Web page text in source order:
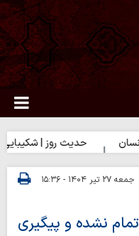
حدیث روز | شکیبایی بر
جمعه ۲۷ تیر ۱۴۰۴ - ۱۵:۳۶
نشده و پیگیری